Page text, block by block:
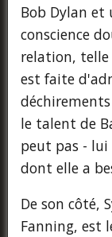
Bob Dylan et
conscience
relation, telle
est faite
le talent de
peut pas -
dont elle a
De son côté,
Fanning, est